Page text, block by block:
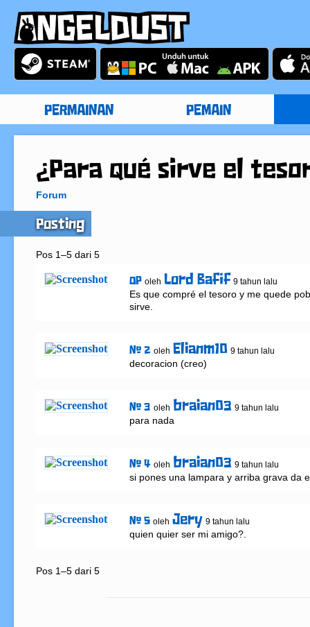
PERMAINAN PEMAIN
¿Para qué sirve el
Forum
Posting
Pos 1–5 dari 5
OP oleh Lord Bafif 9 tahun lalu
Es que compré el tesoro y me quede
sirve.
# 2 oleh Elianm10 9 tahun lalu
decoracion (creo)
# 3 oleh braian03 9 tahun lalu
para nada
# 4 oleh braian03 9 tahun lalu
si pones una lampara y arriba grava da
# 5 oleh Jery 9 tahun lalu
quien quier ser mi amigo?.
Pos 1–5 dari 5